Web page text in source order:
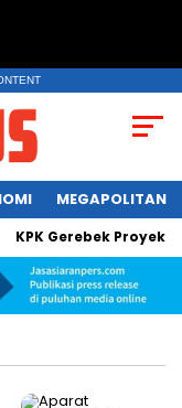
MEGAPOLITAN
KPK Gerebek Proyek